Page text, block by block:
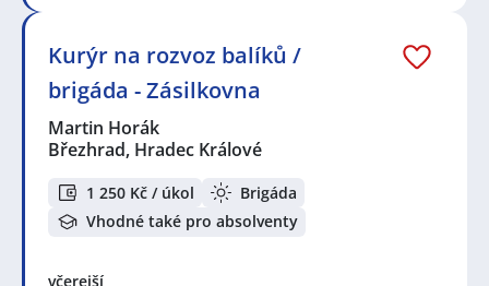
Kurýr na rozvoz balíků /
brigáda - Zásilkovna
Martin Horák
Březhrad, Hradec Králové
1 250 Kč / úkol
Brigáda
Vhodné také pro absolventy
včerejší